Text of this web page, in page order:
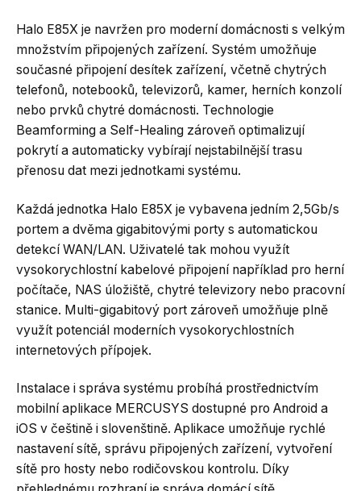
Halo E85X je navržen pro moderní domácnosti s velkým
množstvím připojených zařízení. Systém umožňuje
současné připojení desítek zařízení, včetně chytrých
telefonů, notebooků, televizorů, kamer, herních konzolí
nebo prvků chytré domácnosti. Technologie
Beamforming a Self-Healing zároveň optimalizují
pokrytí a automaticky vybírají nejstabilnější trasu
přenosu dat mezi jednotkami systému.
Každá jednotka Halo E85X je vybavena jedním 2,5Gb/s
portem a dvěma gigabitovými porty s automatickou
detekcí WAN/LAN. Uživatelé tak mohou využít
vysokorychlostní kabelové připojení například pro herní
počítače, NAS úložiště, chytré televizory nebo pracovní
stanice. Multi-gigabitový port zároveň umožňuje plně
využít potenciál moderních vysokorychlostních
internetových přípojek.
Instalace i správa systému probíhá prostřednictvím
mobilní aplikace MERCUSYS dostupné pro Android a
iOS v češtině i slovenštině. Aplikace umožňuje rychlé
nastavení sítě, správu připojených zařízení, vytvoření
sítě pro hosty nebo rodičovskou kontrolu. Díky